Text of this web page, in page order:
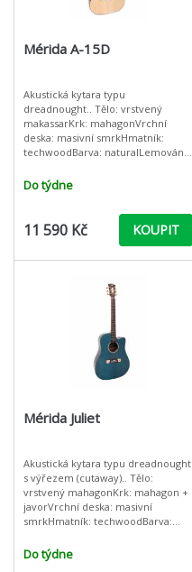
Mérida A-15D
Akustická kytara typu
dreadnought.. Tělo: vrstvený
makassarKrk: mahagonVrchní
deska: masivní smrkHmatník:
techwoodBarva: naturalLemování:
nultý pražec: kostPovrchová
úprava: leskŠířka hma
Do týdne
11 590 Kč KOUPIT
Mérida Juliet
Akustická kytara typu dreadnought
s výřezem (cutaway).. Tělo:
vrstvený mahagonKrk: mahagon +
javorVrchní deska: masivní
smrkHmatník: techwoodBarva:
20Kobylkový a nultý pražec:
kostPovrchov
Do týdne